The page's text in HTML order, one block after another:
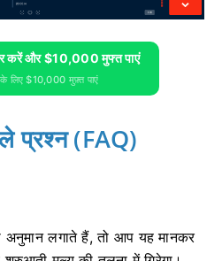
करें और $10,000 मुफ्त पाएं
लिए $10,000 मुफ़्त पाएं
प्रश्न (FAQ)
लगाते हैं, तो आप यह मानकर